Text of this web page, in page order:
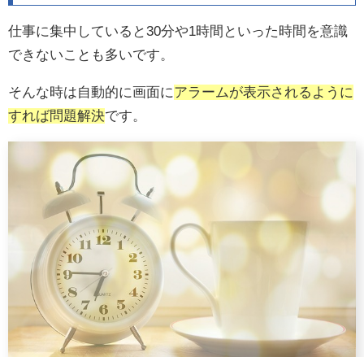
仕事に集中していると30分や1時間といった時間を意識
できないことも多いです。
そんな時は自動的に画面にアラームが表示されるように
すれば問題解決です。